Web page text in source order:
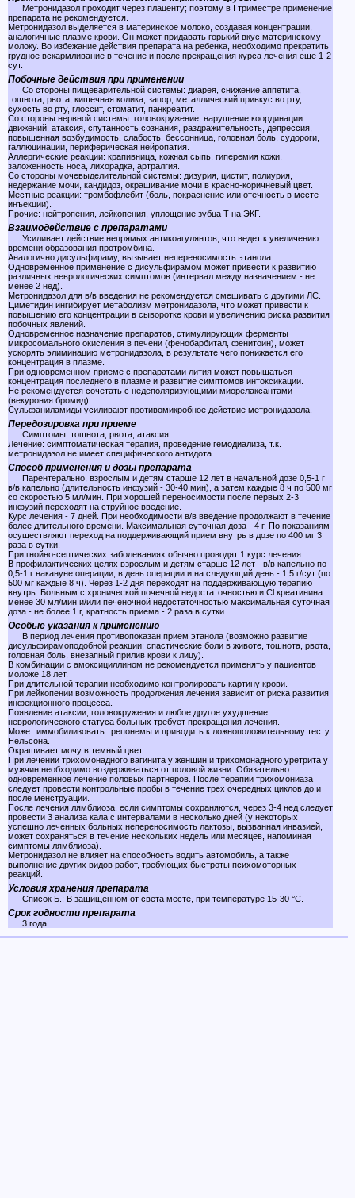
Метронидазол проходит через плаценту; поэтому в I триместре применение
препарата не рекомендуется.
Метронидазол выделяется в материнское молоко, создавая концентрации,
аналогичные плазме крови. Он может придавать горький вкус материнскому
молоку. Во избежание действия препарата на ребенка, необходимо прекратить
грудное вскармливание в течение и после прекращения курса лечения еще 1-2
сут.
Побочные действия при применении
Со стороны пищеварительной системы: диарея, снижение аппетита,
тошнота, рвота, кишечная колика, запор, металлический привкус во рту,
сухость во рту, глоссит, стоматит, панкреатит.
Со стороны нервной системы: головокружение, нарушение координации
движений, атаксия, спутанность сознания, раздражительность, депрессия,
повышенная возбудимость, слабость, бессонница, головная боль, судороги,
галлюцинации, периферическая нейропатия.
Аллергические реакции: крапивница, кожная сыпь, гиперемия кожи,
заложенность носа, лихорадка, артралгия.
Со стороны мочевыделительной системы: дизурия, цистит, полиурия,
недержание мочи, кандидоз, окрашивание мочи в красно-коричневый цвет.
Местные реакции: тромбофлебит (боль, покраснение или отечность в месте
инъекции).
Прочие: нейтропения, лейкопения, уплощение зубца Т на ЭКГ.
Взаимодействие с препаратами
Усиливает действие непрямых антикоагулянтов, что ведет к увеличению
времени образования протромбина.
Аналогично дисульфираму, вызывает непереносимость этанола.
Одновременное применение с дисульфирамом может привести к развитию
различных неврологических симптомов (интервал между назначением - не
менее 2 нед).
Метронидазол для в/в введения не рекомендуется смешивать с другими ЛС.
Циметидин ингибирует метаболизм метронидазола, что может привести к
повышению его концентрации в сыворотке крови и увеличению риска развития
побочных явлений.
Одновременное назначение препаратов, стимулирующих ферменты
микросомального окисления в печени (фенобарбитал, фенитоин), может
ускорять элиминацию метронидазола, в результате чего понижается его
концентрация в плазме.
При одновременном приеме с препаратами лития может повышаться
концентрация последнего в плазме и развитие симптомов интоксикации.
Не рекомендуется сочетать с недеполяризующими миорелаксантами
(векурония бромид).
Сульфаниламиды усиливают противомикробное действие метронидазола.
Передозировка при приеме
Симптомы: тошнота, рвота, атаксия.
Лечение: симптоматическая терапия, проведение гемодиализа, т.к.
метронидазол не имеет специфического антидота.
Способ применения и дозы препарата
Парентерально, взрослым и детям старше 12 лет в начальной дозе 0,5-1 г
в/в капельно (длительность инфузий - 30-40 мин), а затем каждые 8 ч по 500 мг
со скоростью 5 мл/мин. При хорошей переносимости после первых 2-3
инфузий переходят на струйное введение.
Курс лечения - 7 дней. При необходимости в/в введение продолжают в течение
более длительного времени. Максимальная суточная доза - 4 г. По показаниям
осуществляют переход на поддерживающий прием внутрь в дозе по 400 мг 3
раза в сутки.
При гнойно-септических заболеваниях обычно проводят 1 курс лечения.
В профилактических целях взрослым и детям старше 12 лет - в/в капельно по
0,5-1 г накануне операции, в день операции и на следующий день - 1,5 г/сут (по
500 мг каждые 8 ч). Через 1-2 дня переходят на поддерживающую терапию
внутрь. Больным с хронической почечной недостаточностью и Cl креатинина
менее 30 мл/мин и/или печеночной недостаточностью максимальная суточная
доза - не более 1 г, кратность приема - 2 раза в сутки.
Особые указания к применению
В период лечения противопоказан прием этанола (возможно развитие
дисульфирамоподобной реакции: спастические боли в животе, тошнота, рвота,
головная боль, внезапный прилив крови к лицу).
В комбинации с амоксициллином не рекомендуется применять у пациентов
моложе 18 лет.
При длительной терапии необходимо контролировать картину крови.
При лейкопении возможность продолжения лечения зависит от риска развития
инфекционного процесса.
Появление атаксии, головокружения и любое другое ухудшение
неврологического статуса больных требует прекращения лечения.
Может иммобилизовать трепонемы и приводить к ложноположительному тесту
Нельсона.
Окрашивает мочу в темный цвет.
При лечении трихомонадного вагинита у женщин и трихомонадного уретрита у
мужчин необходимо воздерживаться от половой жизни. Обязательно
одновременное лечение половых партнеров. После терапии трихомониаза
следует провести контрольные пробы в течение трех очередных циклов до и
после менструации.
После лечения лямблиоза, если симптомы сохраняются, через 3-4 нед следует
провести 3 анализа кала с интервалами в несколько дней (у некоторых
успешно леченных больных непереносимость лактозы, вызванная инвазией,
может сохраняться в течение нескольких недель или месяцев, напоминая
симптомы лямблиоза).
Метронидазол не влияет на способность водить автомобиль, а также
выполнение других видов работ, требующих быстроты психомоторных
реакций.
Условия хранения препарата
Список Б.: В защищенном от света месте, при температуре 15-30 °C.
Срок годности препарата
3 года